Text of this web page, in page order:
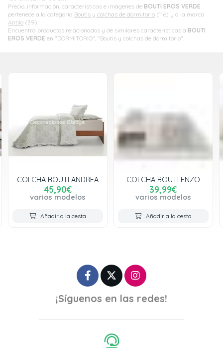
Precio, información, características e imágenes de BOUTI EROS VERDE
pertenece a la categoría Boutis y colchas de dormitorio (116) y a la marca
Antilo (39).
Encuentra productos relacionados y de similares características a BOUTI
EROS VERDE en "DORMITORIO", "Boutis y colchas de dormitorio".
COLCHA BOUTI ANDREA
45,90€
varios modelos
Añadir a la cesta
COLCHA BOUTI ENZO
39,99€
varios modelos
Añadir a la cesta
¡Síguenos en las redes!